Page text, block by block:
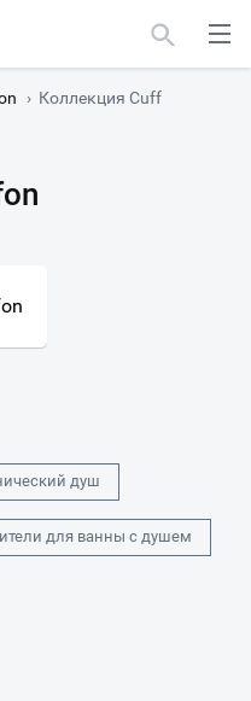
› Коллекция Cuff
душ
для ванны с душем